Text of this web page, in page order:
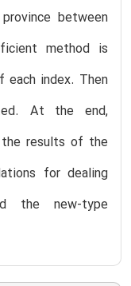
between
method is
index. Then
At the end,
the results of the
for dealing
the new-type